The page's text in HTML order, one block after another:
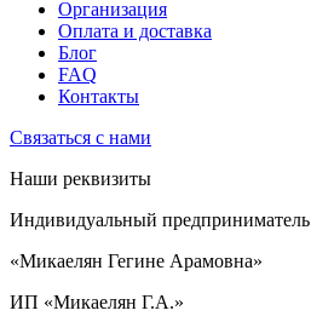
Организация
Оплата и доставка
Блог
FAQ
Контакты
Связаться с нами
Наши реквизиты
Индивидуальный предприниматель
«Микаелян Гегине Арамовна»
ИП «Микаелян Г.А.»